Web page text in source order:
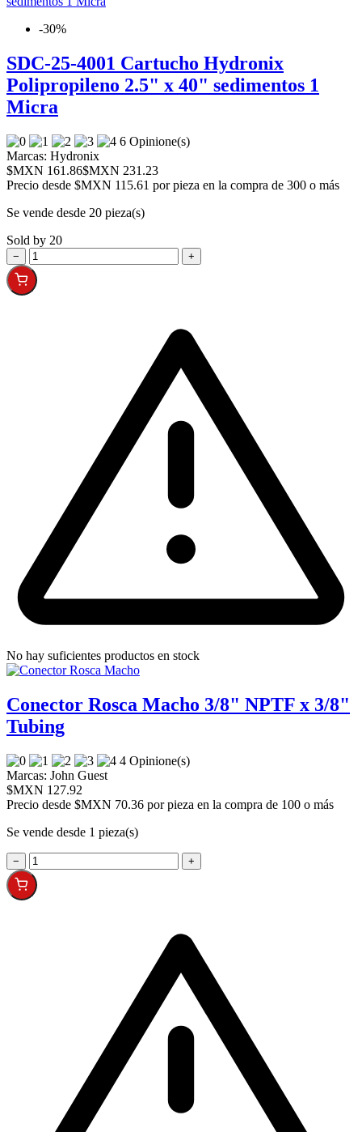
-30%
SDC-25-4001 Cartucho Hydronix
Polipropileno 2.5" x 40" sedimentos 1
Micra
6 Opinione(s)
Marcas: Hydronix
$MXN 161.86$MXN 231.23
Precio desde $MXN 115.61 por pieza en la compra de 300 o más
Se vende desde 20 pieza(s)
Sold by 20
− +
No hay suficientes productos en stock
Conector Rosca Macho 3/8" NPTF x 3/8"
Tubing
4 Opinione(s)
Marcas: John Guest
$MXN 127.92
Precio desde $MXN 70.36 por pieza en la compra de 100 o más
Se vende desde 1 pieza(s)
− +